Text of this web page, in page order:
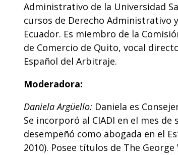
Administrativo de la Universidad
cursos de Derecho Administrativo
Ecuador. Es miembro de la
de Comercio de Quito, vocal
Español del Arbitraje.
Moderadora:
Daniela Argüello: Daniela es
Se incorporó al CIADI en el mes
desempeñó como abogada en el
2010). Posee títulos de The